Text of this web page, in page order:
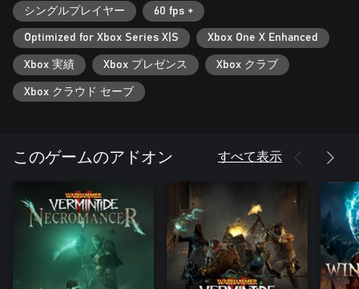
Warhammer: Vermintide 2 © Copyright Games Workshop
Limited 2018. Vermintide 2, the Vermintide 2 logo, GW, Games
Workshop, Warhammer, The Game of Fantasy Battles, the twin-
tailed comet logo, and all associated logos, illustrations, images,
names, creatures, races, vehicles, locations, weapons, characters,
and used under licence. All rights reserved to their respective
owners.
シングルプレイヤー 60 fps +
Optimized for Xbox Series X|S Xbox One X Enhanced
Xbox 実績 Xbox プレゼンス Xbox クラブ
Xbox クラウド セーブ
このゲームのアドオン すべて表示